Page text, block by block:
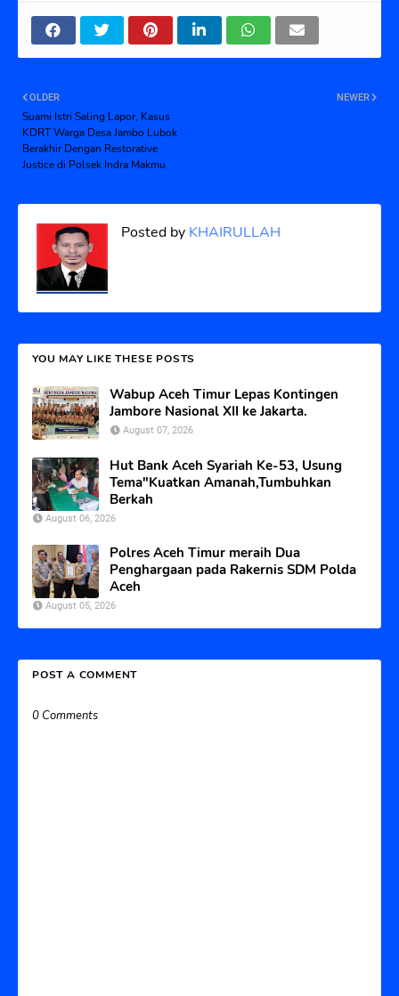
NEWER
OLDER
Suami Istri Saling Lapor, Kasus
KDRT Warga Desa Jambo Lubok
Berakhir Dengan Restorative
Justice di Polsek Indra Makmu
Posted by KHAIRULLAH
YOU MAY LIKE THESE POSTS
Wabup Aceh Timur Lepas Kontingen
Jambore Nasional XII ke Jakarta.
August 07, 2026
Hut Bank Aceh Syariah Ke-53, Usung
Tema"Kuatkan Amanah,Tumbuhkan
Berkah
August 06, 2026
Polres Aceh Timur meraih Dua
Penghargaan pada Rakernis SDM Polda
Aceh
August 05, 2026
POST A COMMENT
0 Comments